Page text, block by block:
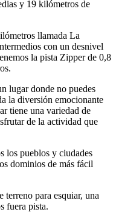
y 19 kilómetros de
llamada La
con un desnivel
la pista Zipper de 0,8
lugar donde no puedes
la diversión emocionante
tiene una variedad de
de la actividad que
los pueblos y ciudades
dominios de más fácil
terreno para esquiar, una
fuera pista.